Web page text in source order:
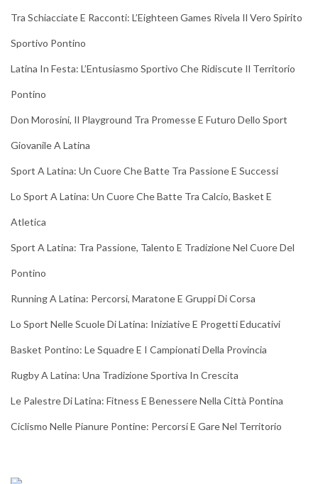
Tra Schiacciate E Racconti: L’Eighteen Games Rivela Il Vero Spirito
Sportivo Pontino
Latina In Festa: L’Entusiasmo Sportivo Che Ridiscute Il Territorio
Pontino
Don Morosini, Il Playground Tra Promesse E Futuro Dello Sport
Giovanile A Latina
Sport A Latina: Un Cuore Che Batte Tra Passione E Successi
Lo Sport A Latina: Un Cuore Che Batte Tra Calcio, Basket E
Atletica
Sport A Latina: Tra Passione, Talento E Tradizione Nel Cuore Del
Pontino
Running A Latina: Percorsi, Maratone E Gruppi Di Corsa
Lo Sport Nelle Scuole Di Latina: Iniziative E Progetti Educativi
Basket Pontino: Le Squadre E I Campionati Della Provincia
Rugby A Latina: Una Tradizione Sportiva In Crescita
Le Palestre Di Latina: Fitness E Benessere Nella Città Pontina
Ciclismo Nelle Pianure Pontine: Percorsi E Gare Nel Territorio